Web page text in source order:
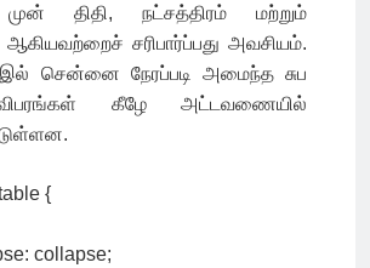
திதி, நட்சத்திரம் மற்றும்
ஆகியவற்றைச் சரிபார்ப்பது அவசியம்.
சென்னை நேரப்படி அமைந்த சுப
கீழே அட்டவணையில்
{
collapse;